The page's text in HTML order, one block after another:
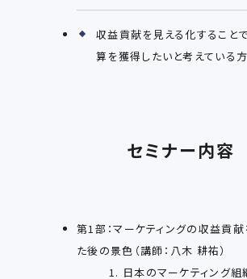
収益貢献を見える化すること
算を獲得したいと考えている方
セミナー内容
第1部：マーケティングの収益貢
た後の景色（講師：八木 耕祐）
1. 日本のマーケティング組